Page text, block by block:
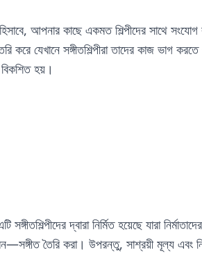
আপনার কাছে একমত শিল্পীদের সাথে
যেখানে সঙ্গীতশিল্পীরা তাদের কাজ ভাগ
হয়।
দ্বারা নির্মিত হয়েছে যারা
তৈরি করা। উপরন্তু, সাশ্রয়ী মূল্য এবং